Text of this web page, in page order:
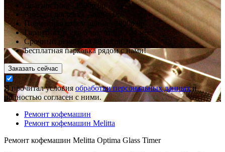
Диагностика -1500р 0р
Выезд и доставка -
1000р0р
Подменная кофемашина - 2000р0р
Гарантия
от 3 до 6 мес от 6 до 24 мес.
Срочный ремонт за
48 часов
24 часа
Бесплатная парковка рядом с нами!
Заказать сейчас
Я прочитал условия обработки персональных данныхи
полностью согласен с ними.
Ремонт кофемашин
Ремонт кофемашин Melitta
Ремонт кофемашин Melitta Optima Glass Timer